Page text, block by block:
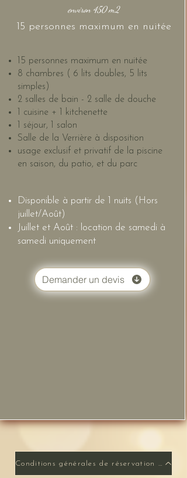
environ 450 m2
15 personnes maximum en nuitée
15 personnes maximum en nuitée
8 chambres ( 6 lits doubles, 5 lits
simples)
2 salles de bain - 2 salle de douche
1 cuisine + 1 kitchenette
1 séjour, 1 salon
Salle de la Verrière à disposition
usage exclusif et privatif de la piscine
en saison, du patio, et du parc
Disponible à partir de 1 nuits (Hors
juillet/Août)
Juillet et Août : location de samedi à
samedi uniquement
Demander un devis